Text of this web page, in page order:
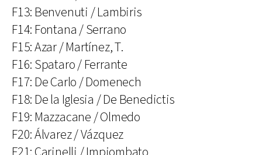
F13: Benvenuti / Lambiris
F14: Fontana / Serrano
F15: Azar / Martínez, T.
F16: Spataro / Ferrante
F17: De Carlo / Domenech
F18: De la Iglesia / De Benedictis
F19: Mazzacane / Olmedo
F20: Álvarez / Vázquez